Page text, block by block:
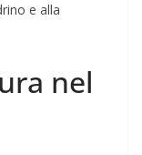
e alla
nel